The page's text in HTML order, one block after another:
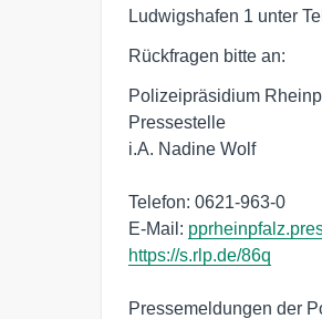
Ludwigshafen 1 unter
Rückfragen bitte an:
Polizeipräsidium
Pressestelle
i.A. Nadine Wolf
Telefon: 0621-963-0
E-Mail:
https://s.rlp.de/86q
Pressemeldungen der